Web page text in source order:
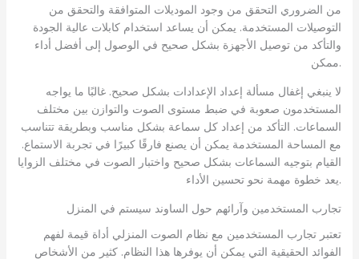
من الضروري التحقق من وجود الموديلات المتوافقة والتحقق من
التوصيلات المستخدمة. يمكن أن يساعد استخدام كابلات عالية الجودة
والتأكد من توصيل الأجهزة بشكل صحيح في الوصول إلى أفضل أداء
ممكن.
لا ينبغي إغفال مسألة إعداد الإعدادات بشكل صحيح. غالبًا ما يواجه
المستخدمون صعوبة في ضبط مستوى الصوت والتوازن بين مختلف
السماعات. التأكد من إعداد كل سماعة بشكل مناسب وبطريقة تتناسب
مع المساحة المستخدمة يمكن أن يصنع فارقًا كبيرًا في تجربة الاستماع.
القيام بتوجيه السماعات بشكل صحيح واختبار الصوت في مختلف الزوايا
يعد خطوة مهمة نحو تحسين الأداء.
تجارب المستخدمين وآرائهم حول الساوند سيستم في المنزل
تعتبر تجارب المستخدمين مع نظام الصوت المنزلي أداة قيمة لفهم
الفوائد الحقيقية التي يمكن أن يوفرها هذا النظام. كثير من الأشخاص